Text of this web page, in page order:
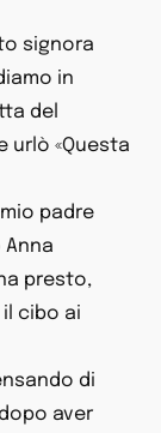
signora
in
del
urlò «Questa
padre
presto,
il cibo ai
di
aver